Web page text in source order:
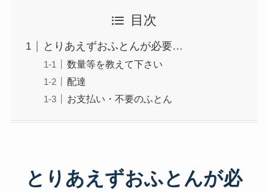
目次
とりあえずおふとんが必要…
数量等を教えて下さい
配達
お支払い・不要のふとん
とりあえずおふとんが必